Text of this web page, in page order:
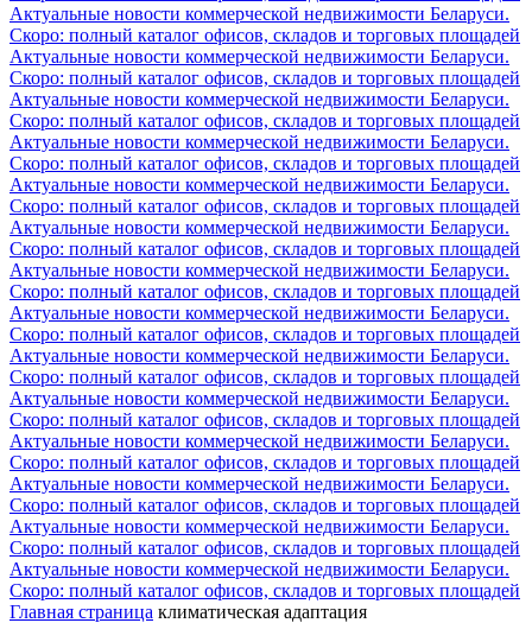
Актуальные новости коммерческой недвижимости Беларуси.
Скоро: полный каталог офисов, складов и торговых площадей
Актуальные новости коммерческой недвижимости Беларуси.
Скоро: полный каталог офисов, складов и торговых площадей
Актуальные новости коммерческой недвижимости Беларуси.
Скоро: полный каталог офисов, складов и торговых площадей
Актуальные новости коммерческой недвижимости Беларуси.
Скоро: полный каталог офисов, складов и торговых площадей
Актуальные новости коммерческой недвижимости Беларуси.
Скоро: полный каталог офисов, складов и торговых площадей
Актуальные новости коммерческой недвижимости Беларуси.
Скоро: полный каталог офисов, складов и торговых площадей
Актуальные новости коммерческой недвижимости Беларуси.
Скоро: полный каталог офисов, складов и торговых площадей
Актуальные новости коммерческой недвижимости Беларуси.
Скоро: полный каталог офисов, складов и торговых площадей
Актуальные новости коммерческой недвижимости Беларуси.
Скоро: полный каталог офисов, складов и торговых площадей
Актуальные новости коммерческой недвижимости Беларуси.
Скоро: полный каталог офисов, складов и торговых площадей
Актуальные новости коммерческой недвижимости Беларуси.
Скоро: полный каталог офисов, складов и торговых площадей
Актуальные новости коммерческой недвижимости Беларуси.
Скоро: полный каталог офисов, складов и торговых площадей
Актуальные новости коммерческой недвижимости Беларуси.
Скоро: полный каталог офисов, складов и торговых площадей
Актуальные новости коммерческой недвижимости Беларуси.
Скоро: полный каталог офисов, складов и торговых площадей
Главная страница климатическая адаптация